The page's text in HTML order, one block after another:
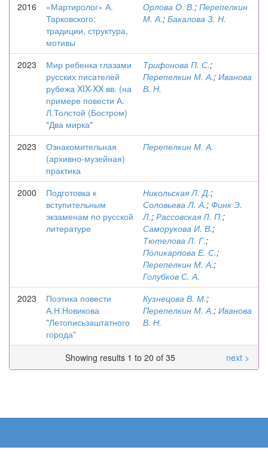
2016
«Мартиролог» А.
Тарковского:
традиции, структура,
мотивы
Орлова О. В.; Перепелкин
М. А.; Бакалова З. Н.
2023
Мир ребенка глазами
русских писателей
рубежа XIX-XX вв. (на
примере повести А.
Л.Толстой (Бостром)
"Два мирка"
Трифонова П. С.;
Перепелкин М. А.; Иванова
В. Н.
2023
Ознакомительная
(архивно-музейная)
практика
Перепелкин М. А.
2000
Подготовка к
вступительным
экзаменам по русской
литературе
Никольская Л. Д.;
Соловьева Л. А.; Финк Э.
Л.; Рассовская Л. П.;
Саморукова И. В.;
Тютелова Л. Г.;
Поликарпова Е. С.;
Перепелкин М. А.;
Голубков С. А.
2023
Поэтика повести
А.Н.Новикова
"Летописьзаштатного
города"
Кузнецова В. М.;
Перепелкин М. А.; Иванова
В. Н.
Showing results 1 to 20 of 35 next >